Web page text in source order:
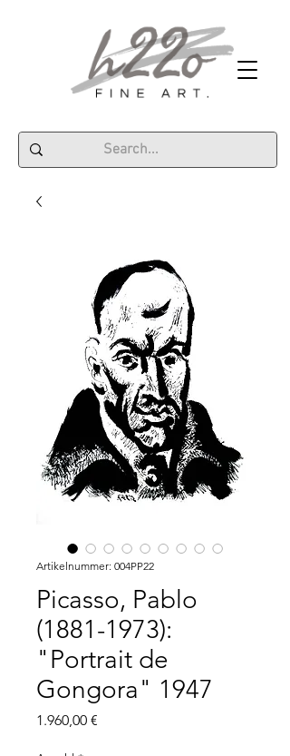
Artikelnummer: 004PP22
Picasso, Pablo
(1881-1973):
"Portrait de
Gongora" 1947
1.960,00 €